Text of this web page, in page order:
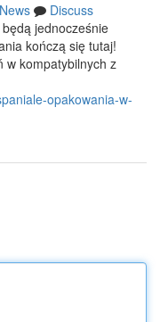
News
Discuss
jednocześnie
kończą się tutaj!
w kompatybilnych z
opakowania-w-